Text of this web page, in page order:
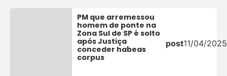
PM que arremessou
homem de ponte na
Zona Sul de SP é solto
após Justiça
conceder habeas
corpus
post11/04/2025